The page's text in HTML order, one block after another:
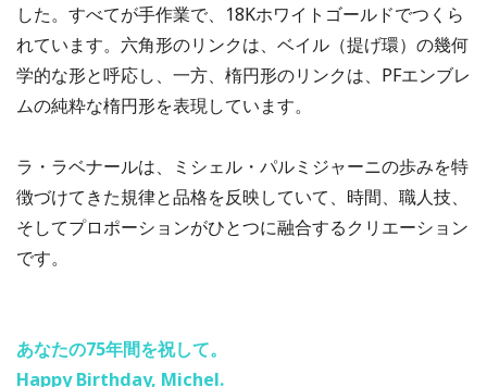
した。すべてが手作業で、18Kホワイトゴールドでつくら
れています。六角形のリンクは、ベイル（提げ環）の幾何
学的な形と呼応し、一方、楕円形のリンクは、PFエンブレ
ムの純粋な楕円形を表現しています。
ラ・ラベナールは、ミシェル・パルミジャーニの歩みを特
徴づけてきた規律と品格を反映していて、時間、職人技、
そしてプロポーションがひとつに融合するクリエーション
です。
あなたの75年間を祝して。
Happy Birthday, Michel.